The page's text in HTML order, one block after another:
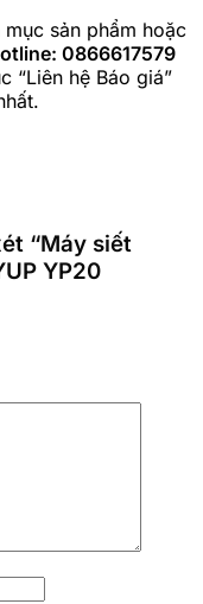
sản phẩm hoặc
0866617579
“Liên hệ Báo giá”
“Máy siết
YP20